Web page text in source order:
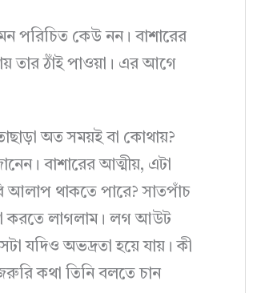
পরিচিত কেউ নন। বাশারের
তার ঠাঁই পাওয়া। এর আগে
অত সময়ই বা কোথায়?
বাশারের আত্মীয়, এটা
আলাপ থাকতে পারে? সাতপাঁচ
করতে লাগলাম। লগ আউট
যদিও অভদ্রতা হয়ে যায়। কী
কথা তিনি বলতে চান